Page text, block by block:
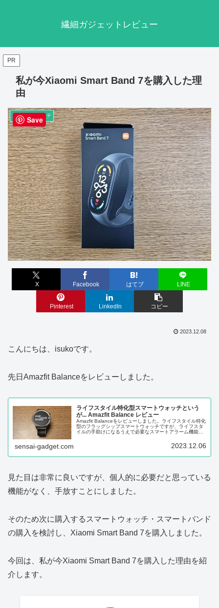
繊細ガジェットレビュー
PR
私が今Xiaomi Smart Band 7を購入した理
由
スマートウォッチ
X Facebook はてブ LINE
Pinterest LinkedIn コピー
2023.12.08
こんにちは、isukoです。
先日Amazfit Balanceをレビューしました。
ライフスタイル特化型スマートウォッチという
が... Amazfit Balance レビュー
Amazfit Balanceをレビューしました。ライフスタイル特化
型のフラッグシップスマートウォッチですが、ライフスタ
イルの手助けになるうえで必要なスマートアラーム機能が
sensai-gadget.com 2023.12.06
見た目は非常に良いですが、個人的に必要だと思っている
機能がなく、手放すことにしました。
そのため次に購入するスマートウォッチ・スマートバンド
の購入を検討し、Xiaomi Smart Band 7を購入しました。
今回は、私が今Xiaomi Smart Band 7を購入した理由を紹
介します。
Save